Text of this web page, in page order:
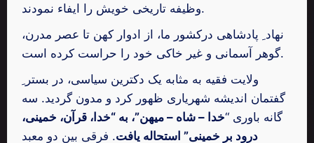
وظیفه تاریخی خویش را ایفاء نمودند.
نهاد ِ پادشاهی درکشور ما، از ادوار کهن تا عصر مدرن،
گوهر آسمانی و غیر خاکی خود را حراست کرده است.
ولایت فقیه به مثابه یک دکترین سیاسی، در بستر ِ
گفتمان اندیشه شهریاری ظهور کرد و مدون گردید. سه
گانه باوری “خدا – شاه – میهن”، به “خدا، ‌قرآن، ‌خمینی،
درود بر خمینی” استحاله یافت. فرقی بین دو معبد